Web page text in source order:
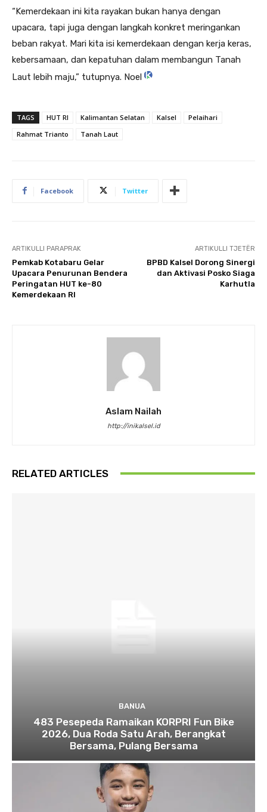
“Kemerdekaan ini kita rayakan bukan hanya dengan
upacara, tapi juga dengan langkah konkret meringankan
beban rakyat. Mari kita isi kemerdekaan dengan kerja keras,
kebersamaan, dan kepatuhan dalam membangun Tanah
Laut lebih maju,” tutupnya. Noel
TAGS HUT RI Kalimantan Selatan Kalsel
Pelaihari
Rahmat Trianto
Tanah Laut
Facebook Twitter
ARTIKULLI PARAPRAK
Pemkab Kotabaru Gelar
Upacara Penurunan Bendera
Peringatan HUT ke-80
Kemerdekaan RI
ARTIKULLI TJETËR
BPBD Kalsel Dorong Sinergi
dan Aktivasi Posko Siaga
Karhutla
Aslam Nailah
http://inikalsel.id
RELATED ARTICLES
BANUA
483 Pesepeda Ramaikan KORPRI Fun Bike
2026, Dua Roda Satu Arah, Berangkat
Bersama, Pulang Bersama